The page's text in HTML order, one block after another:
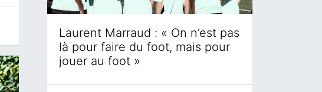
Laurent Marraud : « On n’est pas
là pour faire du foot, mais pour
jouer au foot »